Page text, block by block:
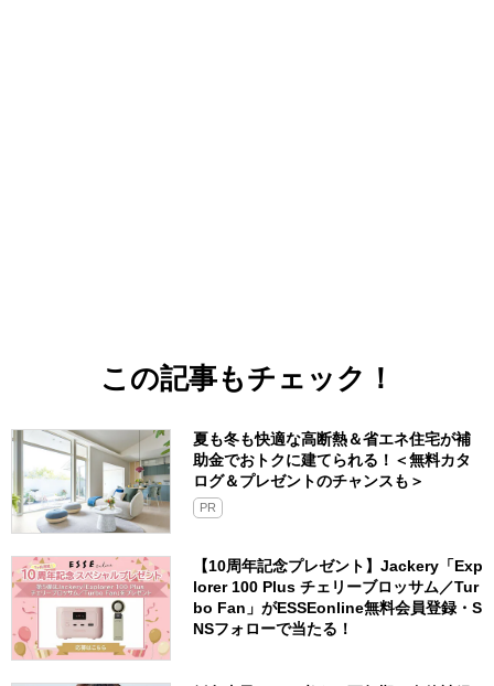
この記事もチェック！
夏も冬も快適な高断熱＆省エネ住宅が補
助金でおトクに建てられる！＜無料カタ
ログ＆プレゼントのチャンスも＞
PR
【10周年記念プレゼント】Jackery「Exp
lorer 100 Plus チェリーブロッサム／Tur
bo Fan」がESSEonline無料会員登録・S
NSフォローで当たる！